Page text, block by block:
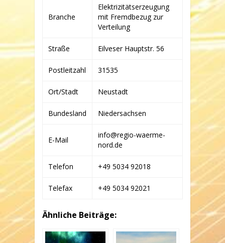
GMBH
Branche
Elektrizitätserzeugung
mit Fremdbezug zur
Verteilung
Straße Eilveser Hauptstr. 56
Postleitzahl 31535
Ort/Stadt Neustadt
Bundesland Niedersachsen
E-Mail
info@regio-waerme-
nord.de
Telefon +49 5034 92018
Telefax +49 5034 92021
Ähnliche Beiträge: